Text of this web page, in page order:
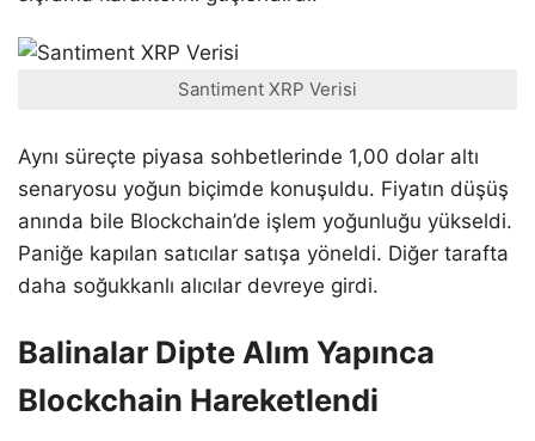
Santiment XRP Verisi
Aynı süreçte piyasa sohbetlerinde 1,00 dolar altı
senaryosu yoğun biçimde konuşuldu. Fiyatın düşüş
anında bile Blockchain’de işlem yoğunluğu yükseldi.
Paniğe kapılan satıcılar satışa yöneldi. Diğer tarafta
daha soğukkanlı alıcılar devreye girdi.
Balinalar Dipte Alım Yapınca
Blockchain Hareketlendi